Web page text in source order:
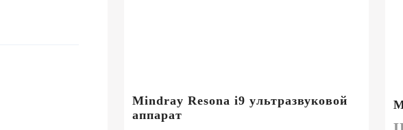
Mindray Resona i9 ультразвуковой
аппарат